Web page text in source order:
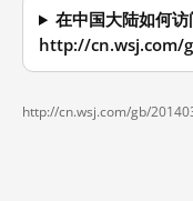
在中国大陆如何访
http://cn.wsj.com/
http://cn.wsj.com/gb/